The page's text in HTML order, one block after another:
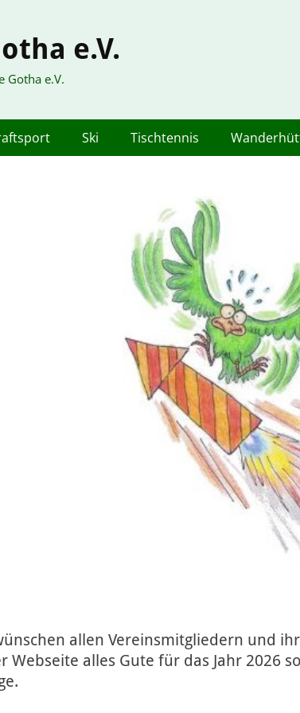
e.V.
Gotha e.V.
Ski Tischtennis
allen Vereinsmitgliedern und
Webseite alles Gute für das Jahr 2026